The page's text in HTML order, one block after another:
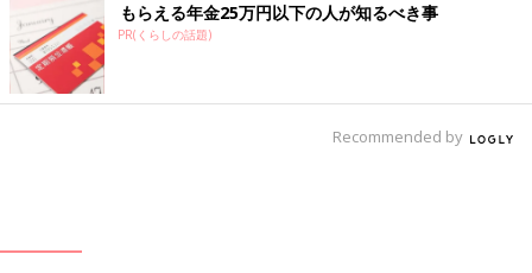
もらえる年金25万円以下の人が知るべき事
PR(くらしの話題)
Recommended by